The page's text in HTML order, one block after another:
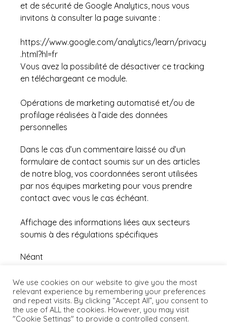
et de sécurité de Google Analytics, nous vous
invitons à consulter la page suivante :
https://www.google.com/analytics/learn/privacy
.html?hl=fr
Vous avez la possibilité de désactiver ce tracking
en téléchargeant ce module.
Opérations de marketing automatisé et/ou de
profilage réalisées à l’aide des données
personnelles
Dans le cas d’un commentaire laissé ou d’un
formulaire de contact soumis sur un des articles
de notre blog, vos coordonnées seront utilisées
par nos équipes marketing pour vous prendre
contact avec vous le cas échéant.
Affichage des informations liées aux secteurs
soumis à des régulations spécifiques
Néant
Dernière mise à jour le06/02/2019
We use cookies on our website to give you the most
relevant experience by remembering your preferences
and repeat visits. By clicking “Accept All”, you consent to
the use of ALL the cookies. However, you may visit
"Cookie Settings" to provide a controlled consent.